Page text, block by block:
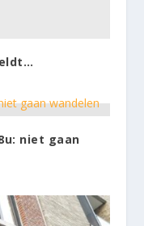
niet gaan